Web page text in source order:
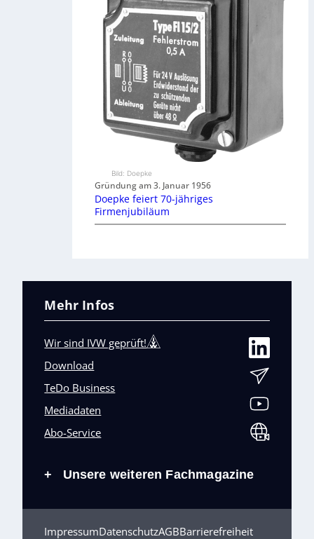
Bild: Doepke
Gründung am 3. Januar 1956
Doepke feiert 70-jähriges
Firmenjubiläum
Mehr Infos
Wir sind IVW geprüft!
Download
TeDo Business
Mediadaten
Abo-Service
+ Unsere weiteren Fachmagazine
ImpressumDatenschutzAGBBarrierefreiheit